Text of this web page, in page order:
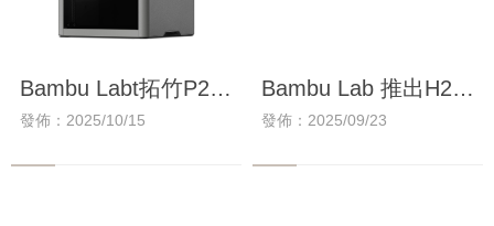
Bambu Labt拓竹P2S
10月14日震撼發佈，
發佈：2025/10/15
Bambu Lab 推出H2D
Pro專業版 ，符合企
發佈：2025/09/23